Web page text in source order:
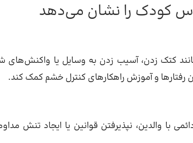
کودک را نشان می‌دهد
کتک زدن، آسیب زدن به وسایل یا واکنش‌های
و آموزش راهکارهای کنترل خشم کمک کند.
والدین، نپذیرفتن قوانین یا ایجاد تنش